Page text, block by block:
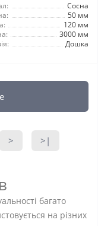
Сосна
50 мм
120 мм
3000 мм
Дошка
> >|
багато
на різних